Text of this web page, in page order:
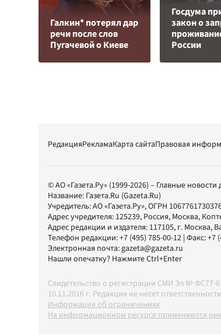
Галкин* потерял дар
речи после слов
Пугачевой о Киеве
Госдума
закон о
России
РедакцияРекламаКарта сайтаПравовая
© АО «Газета.Ру» (1999-2026) – Главные новости
Название: Газета.Ru (Gazeta.Ru)
Учредитель:АО «Газета.Ру», ОГРН
Адрес учредителя: 125239, Россия, Москва,
Адрес редакции и издателя: 117105, г. Москва,
Телефон редакции:+7 (495) 785-00-12 | Факс:+7
Электронная почта:gazeta@gazeta.ru
Нашли опечатку? Нажмите Ctrl+Enter
Свидетельство о регистрации СМИ Эл №
10.11.2016 г. Редакция не несет
Информация об ограничениях
На информационном ресурсе применяются